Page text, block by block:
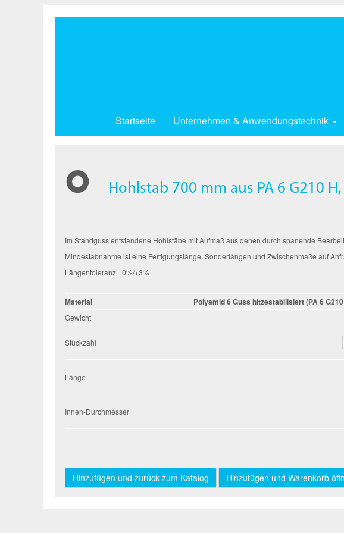
Startseite Unternehmen & Anwendungstechnik
Hohlstab 700 mm aus PA 6 G210
Im Standguss entstandene Hohlstäbe mit Aufmaß aus denen durch spanende
Mindestabnahme ist eine Fertigungslänge. Sonderlängen und Zwischenmaße auf
Längentoleranz +0%/+3%
Material Polyamid 6 Guss hitzestabilisiert (PA 6
Gewicht
Stückzahl
Länge
Innen-Durchmesser